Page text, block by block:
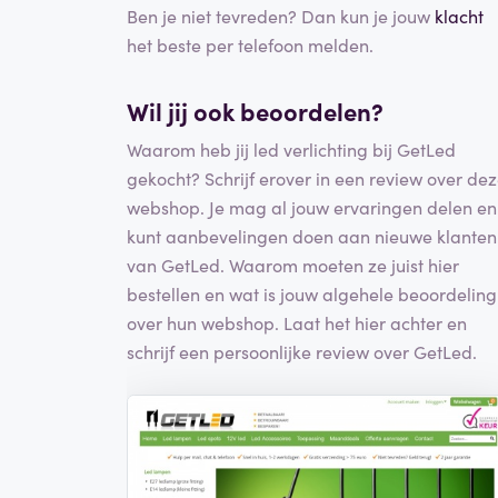
Ben je niet tevreden? Dan kun je jouw klacht
het beste per telefoon melden.
Wil jij ook beoordelen?
Waarom heb jij led verlichting bij GetLed
gekocht? Schrijf erover in een review over
webshop. Je mag al jouw ervaringen delen en
kunt aanbevelingen doen aan nieuwe klanten
van GetLed. Waarom moeten ze juist hier
bestellen en wat is jouw algehele beoordeling
over hun webshop. Laat het hier achter en
schrijf een persoonlijke review over GetLed.